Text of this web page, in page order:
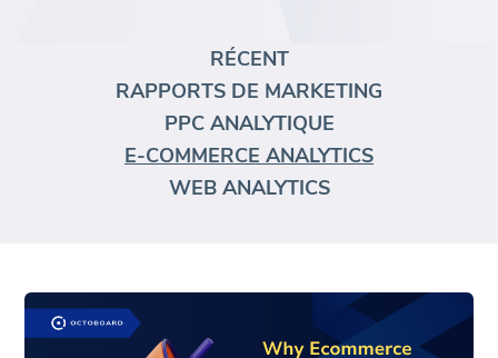
RÉCENT
RAPPORTS DE MARKETING
PPC ANALYTIQUE
E-COMMERCE ANALYTICS
WEB ANALYTICS